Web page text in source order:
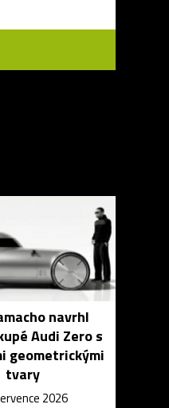
navrhl
Audi Zero s
geometrickými
tvary
2026